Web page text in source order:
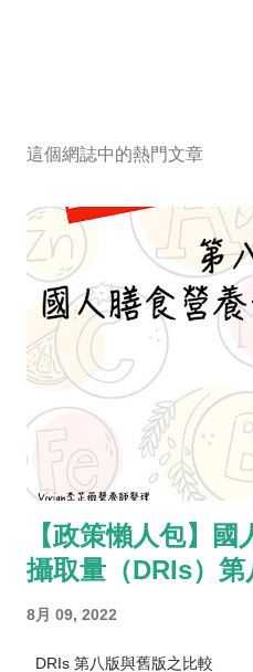
這個網誌中的熱門文章
【政策懶人包】
攝取量（DRIs）
8月 09, 2022
DRIs 第八版與舊版之比較